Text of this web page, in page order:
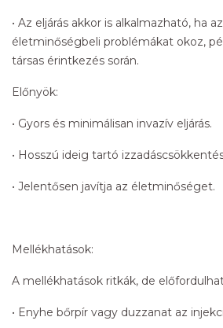
• Az eljárás akkor is alkalmazható, ha
életminőségbeli problémákat okoz,
társas érintkezés során.
Előnyök:
• Gyors és minimálisan invazív eljárás.
• Hosszú ideig tartó
• Jelentősen javítja az életminőséget.
Mellékhatások:
A mellékhatások ritkák, de
• Enyhe bőrpír vagy duzzanat az